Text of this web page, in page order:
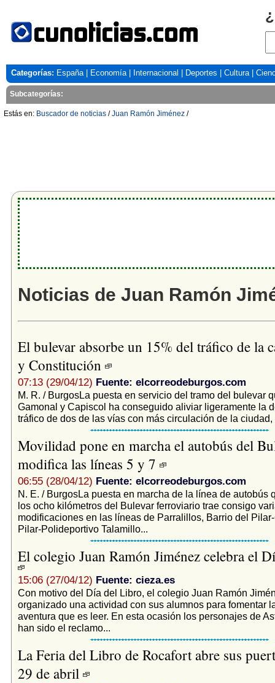
Categorías: España| Economía| Internacional Deportes Cultura|
Subcategorías:
Estás en: Buscador de noticias /Juan Ramón Jiménez /
Noticias de Juan Ramón
El bulevar absorbe un 15% del tráfico de la
y Constitución
07:13 (29/04/12) Fuente: elcorreodeburgos.com
M. R. / BurgosLa puesta en servicio del tramo del bulevar
Gamonal y Capiscol ha conseguido aliviar ligeramente la
tráfico de dos de las vías con más circulación de la ciudad,
Movilidad pone en marcha el autobús del
modifica las líneas 5 y 7
06:55 (28/04/12) Fuente: elcorreodeburgos.com
N. E. / BurgosLa puesta en marcha de la línea de autobús
los ocho kilómetros del Bulevar ferroviario trae consigo
modificaciones en las líneas de Parralillos, Barrio del
Pilar-Polideportivo Talamillo...
El colegio Juan Ramón Jiménez celebra el
15:06 (27/04/12) Fuente: cieza.es
Con motivo del Día del Libro, el colegio Juan Ramón
organizado una actividad con sus alumnos para fomentar
aventura que es leer. En esta ocasión los personajes de
han sido el reclamo...
La Feria del Libro de Rocafort abre sus
29 de abril